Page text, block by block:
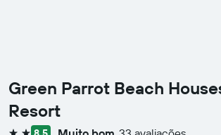
Green Parrot Beach
Resort